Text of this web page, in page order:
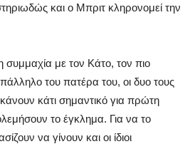
και ο Μπριτ κληρονομεί την
με τον Κάτο, τον πιο
του πατέρα του, οι δυο τους
κάτι σημαντικό για πρώτη
το έγκλημα. Για να το
να γίνουν και οι ίδιοι